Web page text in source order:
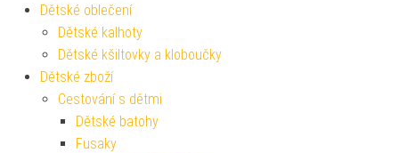
Dětské oblečení
Dětské kalhoty
Dětské kšiltovky a kloboučky
Dětské zboží
Cestování s dětmi
Dětské batohy
Fusaky